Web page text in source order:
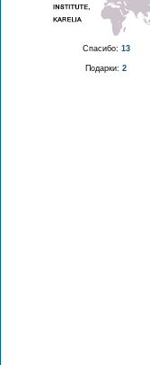
Спасибо: 13
Подарки: 2